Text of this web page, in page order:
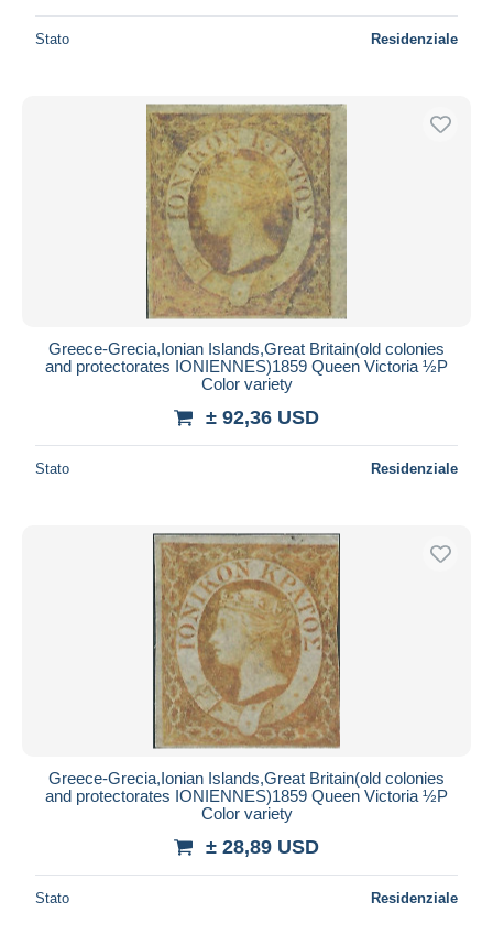
Stato Residenziale
Greece-Grecia,Ionian Islands,Great Britain(old colonies
and protectorates IONIENNES)1859 Queen Victoria ½P
Color variety
± 92,36 USD
Stato Residenziale
Greece-Grecia,Ionian Islands,Great Britain(old colonies
and protectorates IONIENNES)1859 Queen Victoria ½P
Color variety
± 28,89 USD
Stato Residenziale